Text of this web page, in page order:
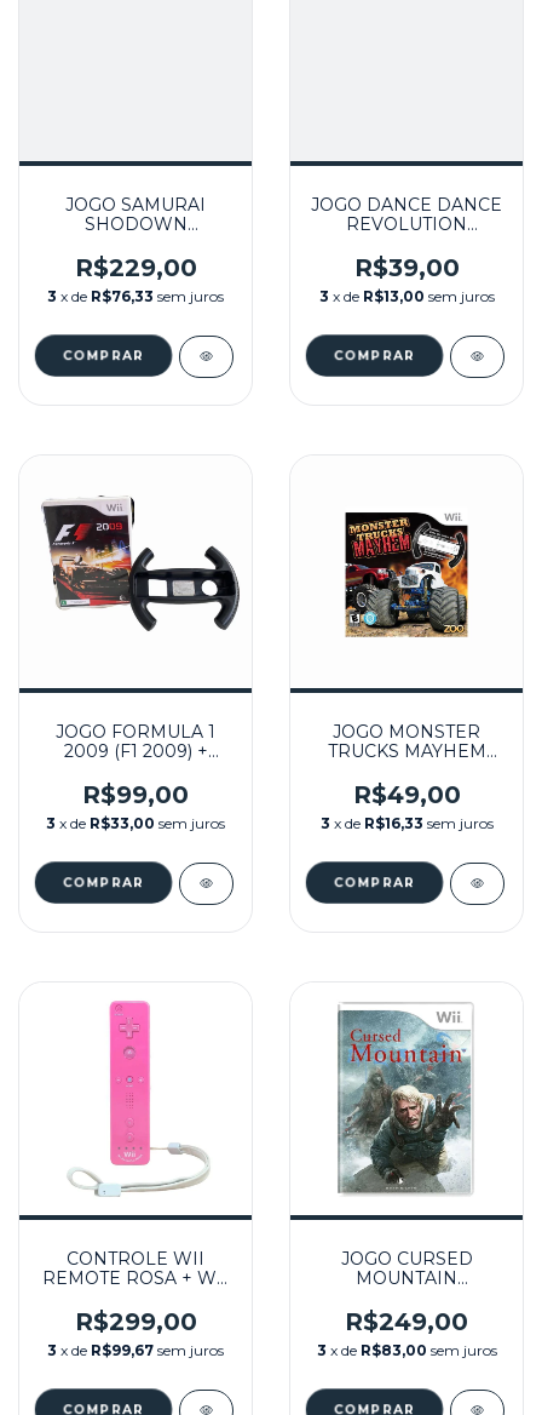
JOGO SAMURAI
SHODOWN
SEMINOVO - WII
R$229,00
3 x de R$76,33 sem juros
JOGO DANCE DANCE
REVOLUTION
R$39,00
3 x de R$13,00 sem juros
JOGO FORMULA 1
2009 (F1 2009) +
- WII
R$99,00
3 x de R$33,00 sem juros
JOGO MONSTER
TRUCKS MAYHEM
SEMINOVO - WII
R$49,00
3 x de R$16,33 sem juros
CONTROLE WII
REMOTE ROSA + WII
INSIDE SEMINOVO -
WII
R$299,00
3 x de R$99,67 sem juros
JOGO CURSED
MOUNTAIN
R$249,00
3 x de R$83,00 sem juros